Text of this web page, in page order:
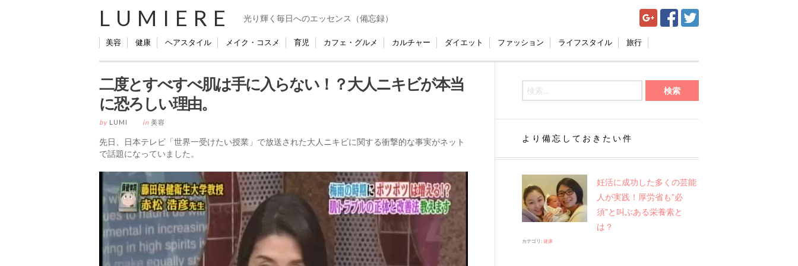
LUMIERE 光り輝く毎日へのエッセンス（備忘録）
美容 健康 ヘアスタイル メイク・コスメ 育児 カフェ・グルメ カルチャー ダイエット ファッション ライフスタイル 旅行
二度とすべすべ肌は手に入らない！？大人ニキビが本当
に恐ろしい理由。
by LUMI in 美容
先日、日本テレビ「世界一受けたい授業」で放送された大人ニキビに関する衝撃的な事実がネット
で話題になっていました。
より備忘しておきたい件
妊活に成功した多くの芸能
人が実践！厚労省も”必
須”と叫ぶある栄養素と
は？
カテゴリ: 健康